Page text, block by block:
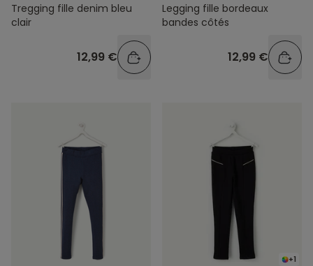
Tregging fille denim bleu
clair
12,99 €
Legging fille bordeaux
bandes côtés
12,99 €
+1